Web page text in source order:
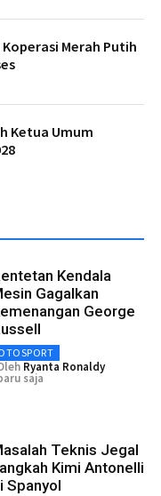
Merah Putih
Ketua Umum
Kendala
Gagalkan
George
Ryanta Ronaldy
saja
Teknis Jegal
Kimi Antonelli
Spanyol